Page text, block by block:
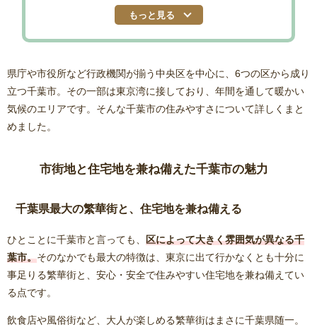
もっと見る
県庁や市役所など行政機関が揃う中央区を中心に、6つの区から成り
立つ千葉市。その一部は東京湾に接しており、年間を通して暖かい
気候のエリアです。そんな千葉市の住みやすさについて詳しくまと
めました。
市街地と住宅地を兼ね備えた千葉市の魅力
千葉県最大の繁華街と、住宅地を兼ね備える
ひとことに千葉市と言っても、 区によって大きく雰囲気が異なる千
葉市。そのなかでも最大の特徴は、東京に出て行かなくとも十分に
事足りる繁華街と、安心・安全で住みやすい住宅地を兼ね備えてい
る点です。
飲食店や風俗街など、大人が楽しめる繁華街はまさに千葉県随一。